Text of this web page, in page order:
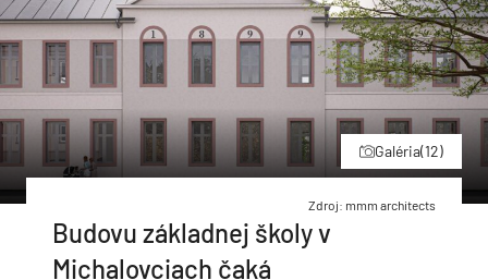
Galéria(12)
Zdroj: mmm architects
Budovu základnej školy v
Michalovciach čaká